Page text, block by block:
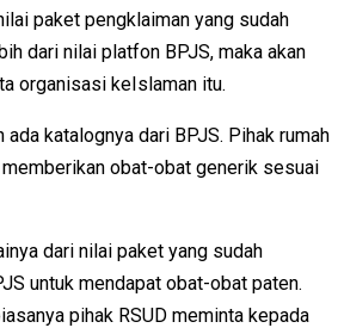
paket pengklaiman yang sudah
dari nilai platfon BPJS, maka akan
organisasi keIslaman itu.
katalognya dari BPJS. Pihak rumah
obat-obat generik sesuai
dari nilai paket yang sudah
untuk mendapat obat-obat paten.
pihak RSUD meminta kepada